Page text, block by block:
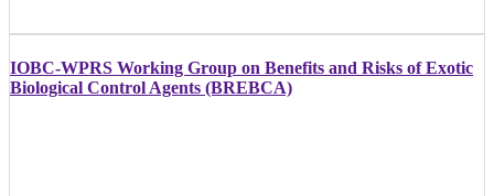
IOBC-WPRS Working Group on Benefits and Risks of Exotic
Biological Control Agents (BREBCA)